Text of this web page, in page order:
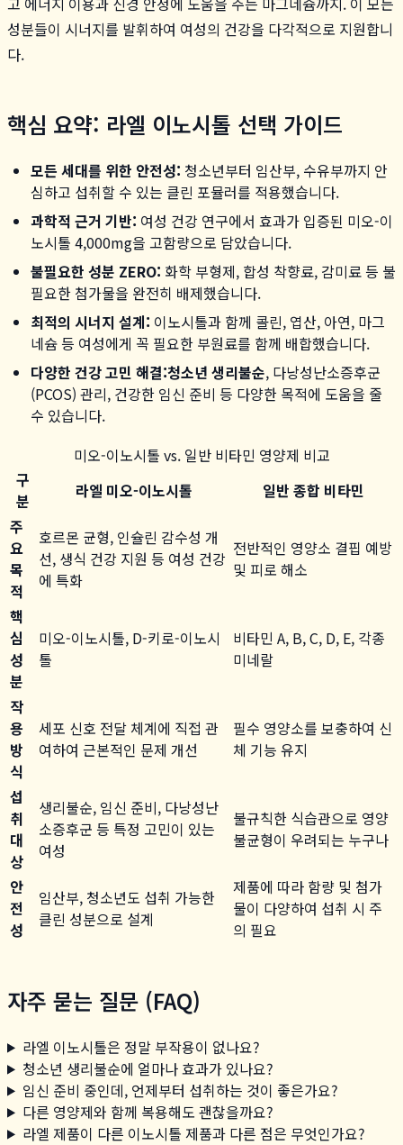
성분들이 시너지를 발휘하여 여성의 건강을 다각적으로 지원합니
다.
핵심 요약: 라엘 이노시톨 선택 가이드
모든 세대를 위한 안전성: 청소년부터 임산부, 수유부까지 안
심하고 섭취할 수 있는 클린 포뮬러를 적용했습니다.
과학적 근거 기반: 여성 건강 연구에서 효과가 입증된 미오-이
노시톨 4,000mg을 고함량으로 담았습니다.
불필요한 성분 ZERO: 화학 부형제, 합성 착향료, 감미료 등 불
필요한 첨가물을 완전히 배제했습니다.
최적의 시너지 설계: 이노시톨과 함께 콜린, 엽산, 아연, 마그
네슘 등 여성에게 꼭 필요한 부원료를 함께 배합했습니다.
다양한 건강 고민 해결:청소년 생리불순, 다낭성난소증후군
(PCOS) 관리, 건강한 임신 준비 등 다양한 목적에 도움을 줄
수 있습니다.
미오-이노시톨 vs. 일반 비타민 영양제 비교
구
분
라엘 미오-이노시톨
일반 종합 비타민
주
요
목
적
호르몬 균형, 인슐린 감수성 개
선, 생식 건강 지원 등 여성 건강
에 특화
전반적인 영양소 결핍 예방
및 피로 해소
핵
심
성
분
미오-이노시톨, D-키로-이노시
톨
비타민 A, B, C, D, E, 각종
미네랄
작
용
방
식
세포 신호 전달 체계에 직접 관
여하여 근본적인 문제 개선
필수 영양소를 보충하여 신
체 기능 유지
섭
취
대
상
생리불순, 임신 준비, 다낭성난
소증후군 등 특정 고민이 있는
여성
불규칙한 식습관으로 영양
불균형이 우려되는 누구나
안
전
성
임산부, 청소년도 섭취 가능한
클린 성분으로 설계
제품에 따라 함량 및 첨가
물이 다양하여 섭취 시 주
의 필요
자주 묻는 질문 (FAQ)
라엘 이노시톨은 정말 부작용이 없나요?
청소년 생리불순에 얼마나 효과가 있나요?
임신 준비 중인데, 언제부터 섭취하는 것이 좋은가요?
다른 영양제와 함께 복용해도 괜찮을까요?
라엘 제품이 다른 이노시톨 제품과 다른 점은 무엇인가요?